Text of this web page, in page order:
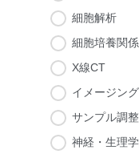
細胞解析
細胞培養関係
X線CT
イメージング
サンプル調整
神経・生理